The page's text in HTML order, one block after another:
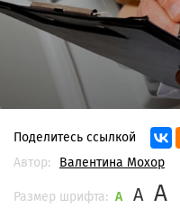
Поделитесь ссылкой
Автор:
Валентина Мохор
Размер шрифта: A A A